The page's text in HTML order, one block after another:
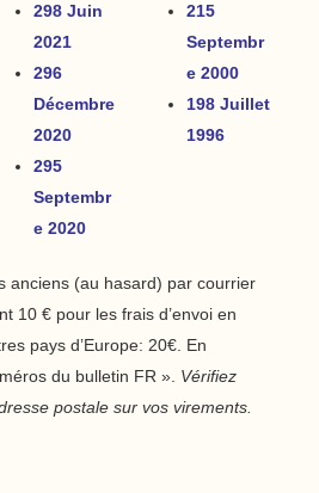
298 Juin
2021
296
Décembre
2020
295
Septembr
e 2020
215
Septembr
e 2000
198 Juillet
1996
anciens (au hasard) par courrier
10 € pour les frais d’envoi en
pays d’Europe: 20€. En
du bulletin FR ». Vérifiez
postale sur vos virements.